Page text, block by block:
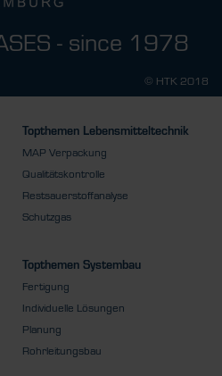
- since 1978
© HTK 2018
Topthemen Lebensmitteltechnik
MAP Verpackung
Qualitätskontrolle
Restsauerstoffanalyse
Schutzgas
Topthemen Systembau
Fertigung
Individuelle Lösungen
Planung
Rohrleitungsbau